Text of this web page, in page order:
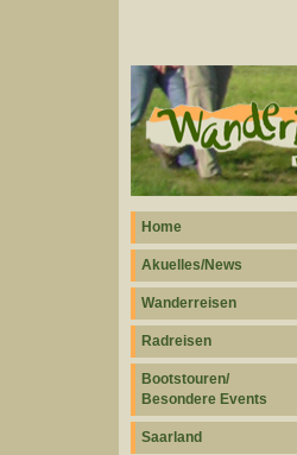
Home
Akuelles/News
Wanderreisen
Radreisen
Bootstouren/
Besondere Events
Saarland